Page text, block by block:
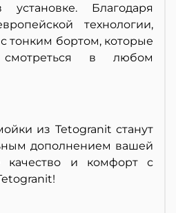
Благодаря
технологии,
тонким бортом, которые
в любом
из Tetogranit станут
дополнением вашей
качество и комфорт с